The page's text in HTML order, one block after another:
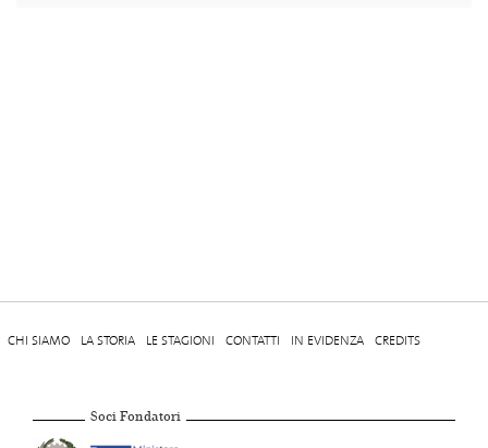
CHI SIAMO LA STORIA LE STAGIONI CONTATTI IN EVIDENZA CREDITS
Soci Fondatori